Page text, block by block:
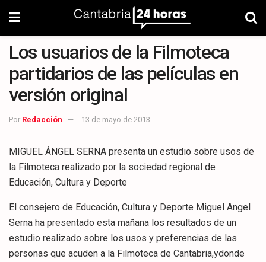
Los usuarios de la Filmoteca
partidarios de las películas en
versión original
Por Redacción 13 de mayo de 2013
MIGUEL ÁNGEL SERNA presenta un estudio sobre usos de
la Filmoteca realizado por la sociedad regional de
Educación, Cultura y Deporte
El consejero de Educación, Cultura y Deporte Miguel Angel
Serna ha presentado esta mañana los resultados de un
estudio realizado sobre los usos y preferencias de las
personas que acuden a la Filmoteca de Cantabria,ydonde